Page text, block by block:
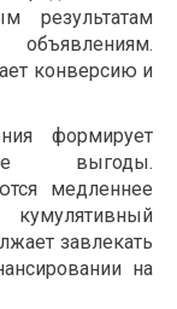
результатам
конверсию и
формирует
выгоды.
медленнее
завлекать
на